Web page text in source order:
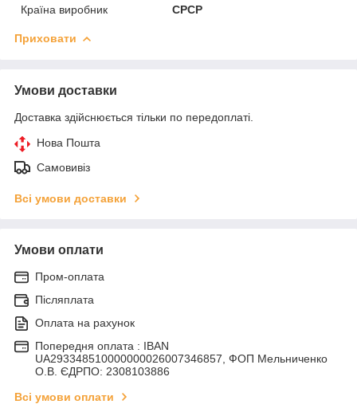
Країна виробник СРСР
Приховати
Умови доставки
Доставка здійснюється тільки по передоплаті.
Нова Пошта
Самовивіз
Всі умови доставки
Умови оплати
Пром-оплата
Післяплата
Оплата на рахунок
Попередня оплата : IBAN
UA293348510000000026007346857, ФОП Мельниченко
О.В. ЄДРПО: 2308103886
Всі умови оплати